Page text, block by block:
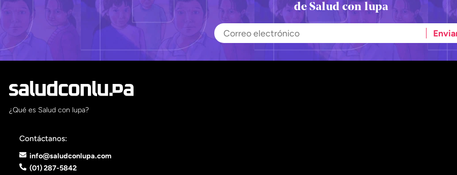
de Salud con lupa
¿Qué es Salud con lupa?
Contáctanos:
info@saludconlupa.com
(01) 287-5842